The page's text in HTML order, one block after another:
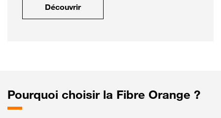
Découvrir
Pourquoi choisir la Fibre Orange ?